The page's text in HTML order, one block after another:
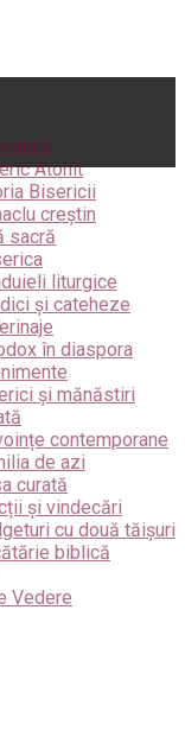
Atonit
Bisericii
creștin
sacră
liturgice
și cateheze
în diaspora
și mănăstiri
contemporane
de azi
curată
și vindecări
cu două tăișuri
biblică
Vedere